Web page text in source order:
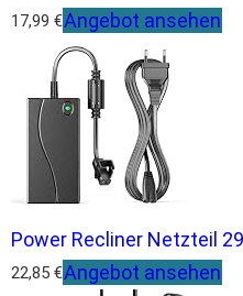
17,99 €Angebot ansehen
Power Recliner Netzteil
22,85 €Angebot ansehen